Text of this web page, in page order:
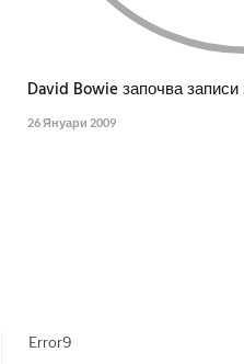
David Bowie започва
26 Януари 2009
Error9